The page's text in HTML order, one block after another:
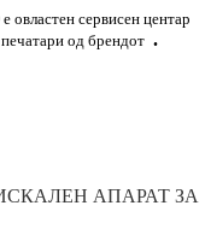
е овластен сервисен центар
од брендот .
АПАРАТ ЗА